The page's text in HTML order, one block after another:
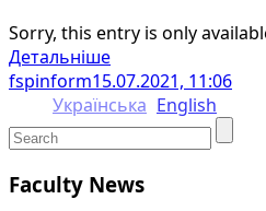
Sorry, this entry is only
Детальніше
fspinform15.07.2021, 11:06
Українська English
Faculty News